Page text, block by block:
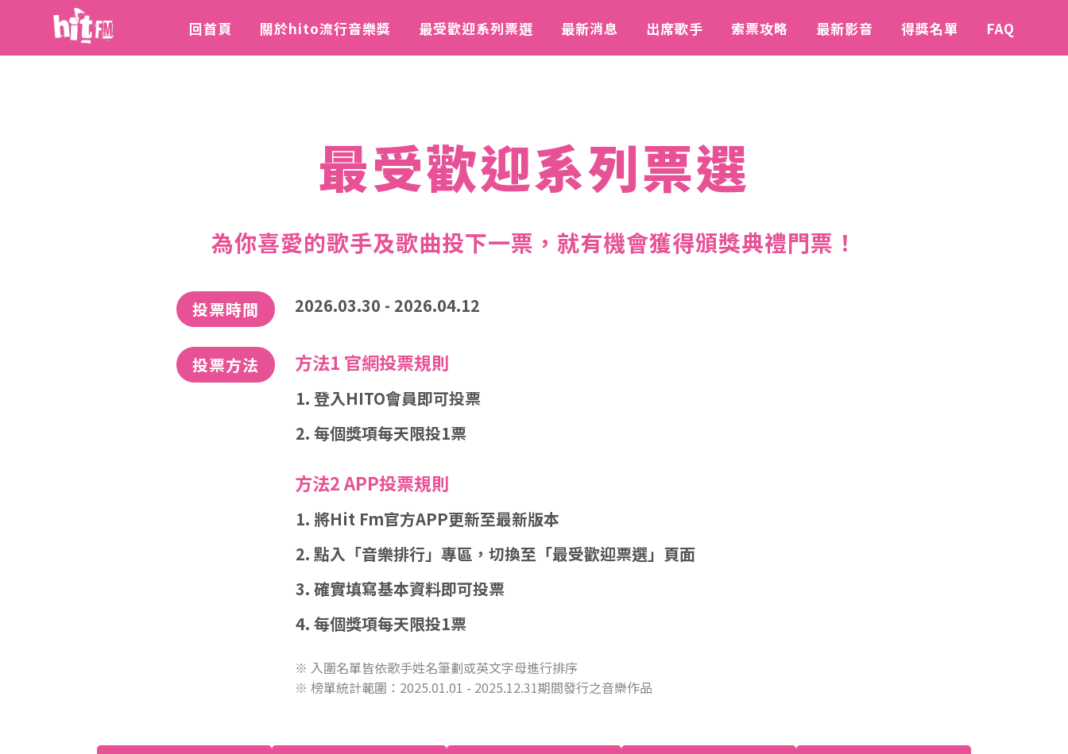
回首頁 關於hito流行音樂獎 最受歡迎系列票選 最新消息 出席歌手 索票攻略 最新影音 得獎名單 FAQ
最受歡迎系列票選
為你喜愛的歌手及歌曲投下一票， 就有機會獲得頒獎典禮門票！
投票時間 2026.03.30 - 2026.04.12
投票方法 方法1 官網投票規則
登入HITO會員即可投票
每個獎項每天限投1票
方法2 APP投票規則
將Hit Fm官方APP更新至最新版本
點入「音樂排行」專區，切換至「最受歡迎票選」頁面
確實填寫基本資料即可投票
每個獎項每天限投1票
※ 入圍名單皆依歌手姓名筆劃或英文字母進行排序
※ 榜單統計範圍：2025.01.01 - 2025.12.31期間發行之音樂作品